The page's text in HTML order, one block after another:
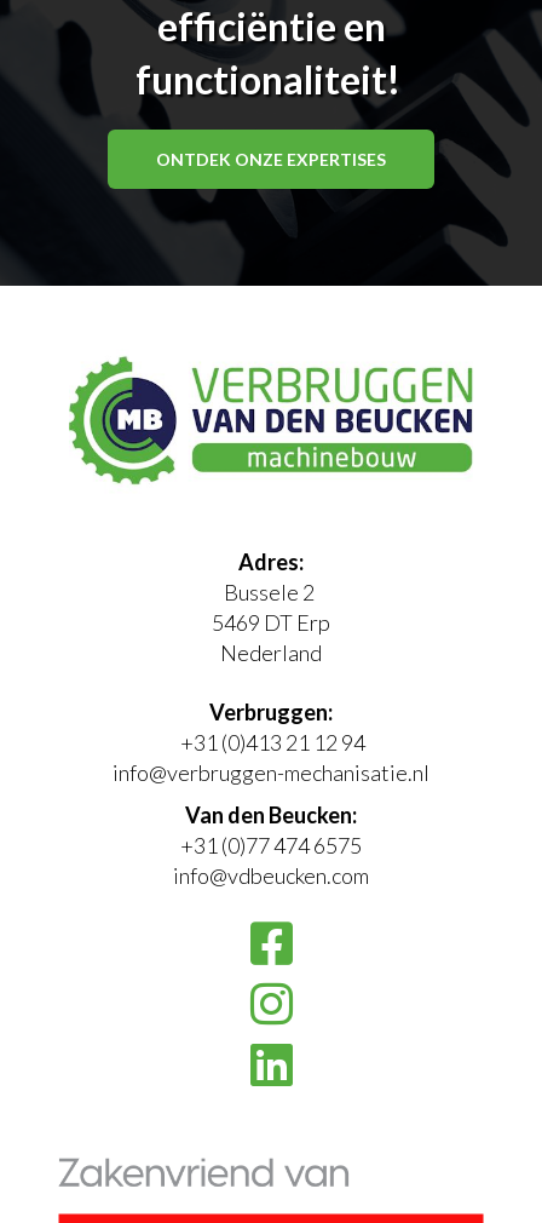
efficiëntie en
functionaliteit!
ONTDEK ONZE EXPERTISES
Adres:
Bussele 2
5469 DT Erp
Nederland
Verbruggen:
+31 (0)413 21 12 94
info@verbruggen-mechanisatie.nl
Van den Beucken:
+31 (0)77 474 6575
info@vdbeucken.com